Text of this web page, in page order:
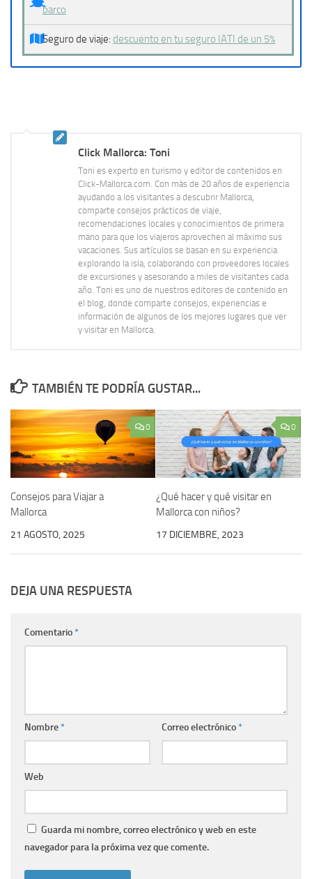
barco
Seguro de viaje: descuento en tu seguro IATI de un 5%
Click Mallorca: Toni
Toni es experto en turismo y editor de contenidos en
Click-Mallorca.com. Con más de 20 años de experiencia
ayudando a los visitantes a descubrir Mallorca,
comparte consejos prácticos de viaje,
recomendaciones locales y conocimientos de primera
mano para que los viajeros aprovechen al máximo sus
vacaciones. Sus artículos se basan en su experiencia
explorando la isla, colaborando con proveedores locales
de excursiones y asesorando a miles de visitantes cada
año. Toni es uno de nuestros editores de contenido en
el blog, donde comparte consejos, experiencias e
información de algunos de los mejores lugares que ver
y visitar en Mallorca.
TAMBIÉN TE PODRÍA GUSTAR...
0
Consejos para Viajar a
Mallorca
21 AGOSTO, 2025
0
¿Qué hacer y qué visitar en
Mallorca con niños?
17 DICIEMBRE, 2023
DEJA UNA RESPUESTA
Comentario*
Nombre* Correo electrónico*
Web
Guarda mi nombre, correo electrónico y web en este
navegador para la próxima vez que comente.